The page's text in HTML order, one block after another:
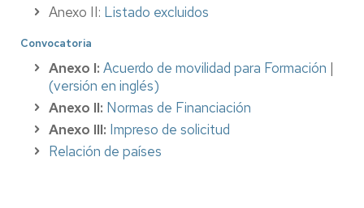
Anexo II: Listado excluidos
Convocatoria
Anexo I: Acuerdo de movilidad para Formación |
(versión en inglés)
Anexo II: Normas de Financiación
Anexo III: Impreso de solicitud
Relación de países